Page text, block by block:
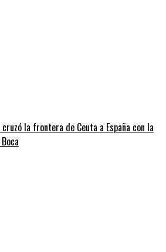
la frontera de Ceuta a España con la